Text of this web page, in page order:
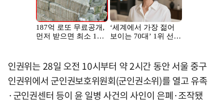
인권위는 28일 오전 10시부터 약 2시간 동안 서울 중구
인권위에서 군인권보호위원회(군인권소위)를 열고 유족
·군인권센터 등이 윤 일병 사건의 사인이 은폐·조작됐